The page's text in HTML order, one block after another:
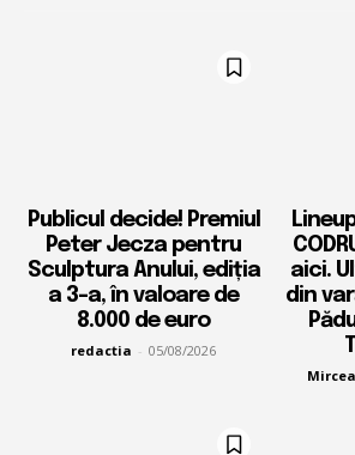
Publicul decide! Premiul
Peter Jecza pentru
Sculptura Anului, ediția
a 3-a, în valoare de
8.000 de euro
redactia - 05/08/2026
aici.
din